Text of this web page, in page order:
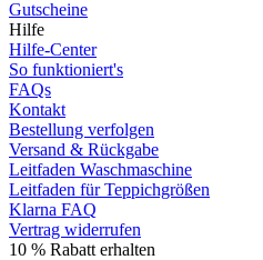
Gutscheine
Hilfe
Hilfe-Center
So funktioniert's
FAQs
Kontakt
Bestellung verfolgen
Versand & Rückgabe
Leitfaden Waschmaschine
Leitfaden für Teppichgrößen
Klarna FAQ
Vertrag widerrufen
10 % Rabatt erhalten